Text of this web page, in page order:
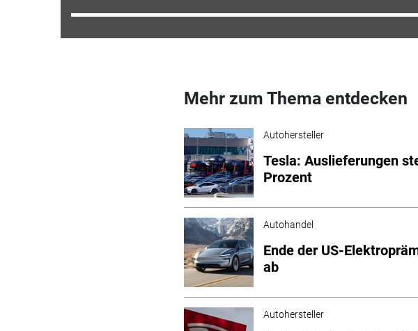
Mehr zum Thema entdecken
Autohersteller
Tesla: Auslieferungen
Prozent
Autohandel
Ende der US-
ab
Autohersteller